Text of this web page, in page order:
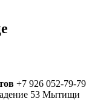
+7 926 052-79-79
53 Мытищи